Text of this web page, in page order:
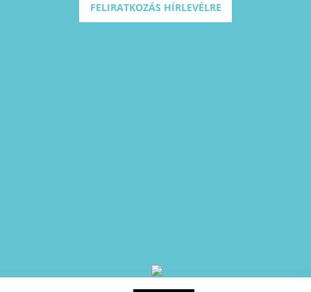
FELIRATKOZÁS HÍRLEVÉLRE